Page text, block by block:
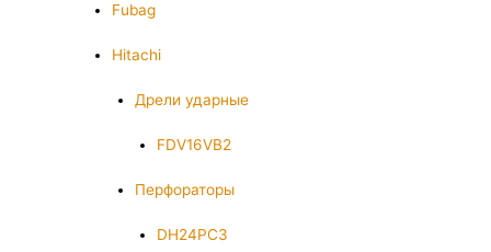
Fubag
Hitachi
Дрели ударные
FDV16VB2
Перфораторы
DH24PC3